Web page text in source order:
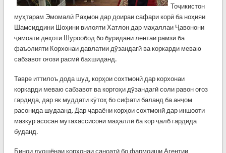
Тоҷикистон
муҳтарам Эмомалӣ Раҳмон дар доираи сафари корӣ ба ноҳияи
Шамсиддини Шоҳини вилояти Хатлон дар маҳаллаи Ҷавонони
ҷамоати деҳоти Шӯрообод бо буридани лентаи рамзӣ ба
фаъолияти Корхонаи давлатии дӯзандагӣ ва коркарди меваю
сабзавот оғози расмӣ бахшиданд.
Тавре иттилоъ дода шуд, корҳои сохтмонӣ дар корхонаи
коркарди меваю сабзавот ва коргоҳи дӯзандагӣ соли равон оғоз
гардида, дар як муддати кӯтоҳ бо сифати баланд ба анҷом
расонида шудаанд. Дар ҷараёни корҳои сохтмонӣ дар иншооти
мазкур асосан мутахассисони маҳаллӣ ба кор ҷалб гардида
буданд.
Бинои дуошёнаи корхонаи саноатӣ бо фармоиши Агентии